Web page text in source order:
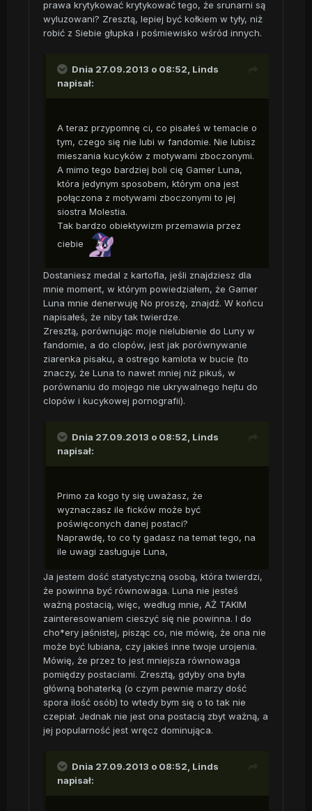
prawa krytykować krytykować tego, że srunarni są
wyluzowani? Zresztą, lepiej być kołkiem w tyły, niż
robić z Siebie głupka i pośmiewisko wśród innych.
Dnia 27.09.2013 o 08:52, Linds
napisał:
A teraz przypomnę ci, co pisałeś w temacie o
tym, czego się nie lubi w fandomie. Nie lubisz
mieszania kucyków z motywami zboczonymi.
A mimo tego bardziej boli cię Gamer Luna,
która jedynym sposobem, którym ona jest
połączona z motywami zboczonymi to jej
siostra Molestia.
Tak bardzo obiektywizm przemawia przez
ciebie
Dostaniesz medal z kartofla, jeśli znajdziesz dla
mnie moment, w którym powiedziałem, że Gamer
Luna mnie denerwuję No proszę, znajdź. W końcu
napisałeś, że niby tak twierdze.
Zresztą, porównując moje nielubienie do Luny w
fandomie, a do clopów, jest jak porównywanie
ziarenka pisaku, a ostrego kamlota w bucie (to
znaczy, że Luna to nawet mniej niż pikuś, w
porównaniu do mojego nie ukrywalnego hejtu do
clopów i kucykowej pornografii).
Dnia 27.09.2013 o 08:52, Linds
napisał:
Primo za kogo ty się uważasz, że
wyznaczasz ile ficków może być
poświęconych danej postaci?
Naprawdę, to co ty gadasz na temat tego, na
ile uwagi zasługuje Luna,
Ja jestem dość statystyczną osobą, która twierdzi,
że powinna być równowaga. Luna nie jesteś
ważną postacią, więc, według mnie, AŻ TAKIM
zainteresowaniem cieszyć się nie powinna. I do
cho*ery jaśnistej, pisząc co, nie mówię, że ona nie
może być lubiana, czy jakieś inne twoje urojenia.
Mówię, że przez to jest mniejsza równowaga
pomiędzy postaciami. Zresztą, gdyby ona była
główną bohaterką (o czym pewnie marzy dość
spora ilość osób) to wtedy bym się o to tak nie
czepiał. Jednak nie jest ona postacią zbyt ważną, a
jej popularność jest wręcz dominująca.
Dnia 27.09.2013 o 08:52, Linds
napisał: